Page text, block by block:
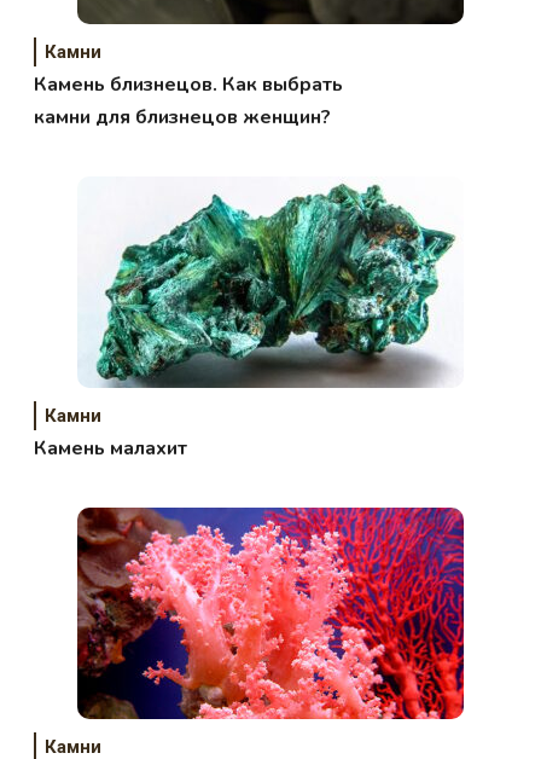
Камни
Камень близнецов. Как выбрать
камни для близнецов женщин?
Камни
Камень малахит
Камни